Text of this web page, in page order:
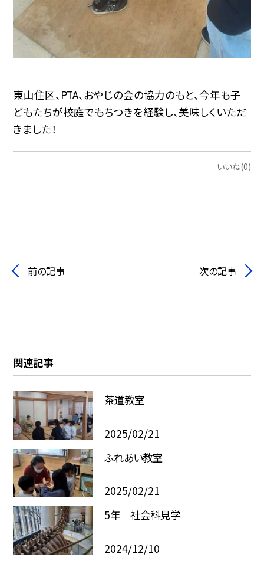
東山住区、PTA、おやじの会の協力のもと、今年も子
どもたちが校庭でもちつきを経験し、美味しくいただ
きました！
いいね(0)
前の記事 次の記事
関連記事
茶道教室
2025/02/21
ふれあい教室
2025/02/21
5年 社会科見学
2024/12/10